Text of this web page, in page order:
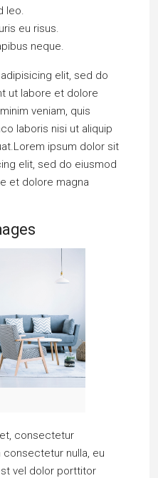
leo.
eu risus.
neque.
elit, sed do
ut labore et dolore
veniam, quis
laboris nisi ut aliquip
ipsum dolor sit
elit, sed do eiusmod
et dolore magna
consectetur
nulla, eu
vel dolor porttitor